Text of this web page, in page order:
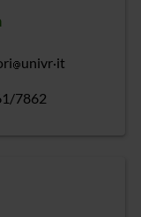
univr it
7862